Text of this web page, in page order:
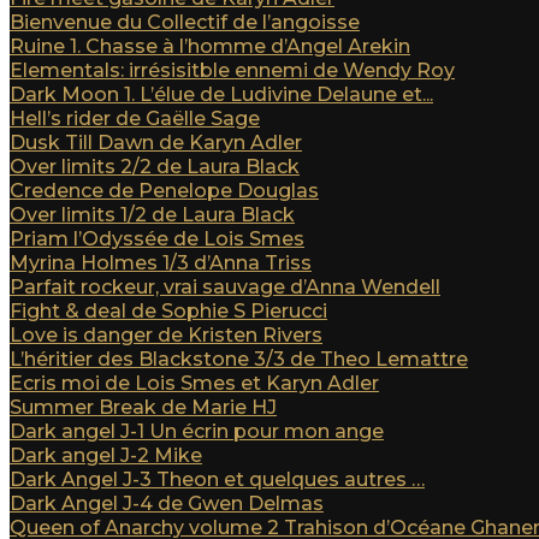
Bienvenue du Collectif de l’angoisse
Ruine 1. Chasse à l’homme d’Angel Arekin
Elementals: irrésisitble ennemi de Wendy Roy
Dark Moon 1. L’élue de Ludivine Delaune et...
Hell’s rider de Gaëlle Sage
Dusk Till Dawn de Karyn Adler
Over limits 2/2 de Laura Black
Credence de Penelope Douglas
Over limits 1/2 de Laura Black
Priam l’Odyssée de Lois Smes
Myrina Holmes 1/3 d’Anna Triss
Parfait rockeur, vrai sauvage d’Anna Wendell
Fight & deal de Sophie S Pierucci
Love is danger de Kristen Rivers
L’héritier des Blackstone 3/3 de Theo Lemattre
Ecris moi de Lois Smes et Karyn Adler
Summer Break de Marie HJ
Dark angel J-1 Un écrin pour mon ange
Dark angel J-2 Mike
Dark Angel J-3 Theon et quelques autres …
Dark Angel J-4 de Gwen Delmas
Queen of Anarchy volume 2 Trahison d’Océane